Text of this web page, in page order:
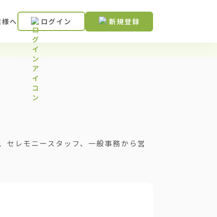
へ ログイン 新規登録
セレモニースタッフ、一般事務から営